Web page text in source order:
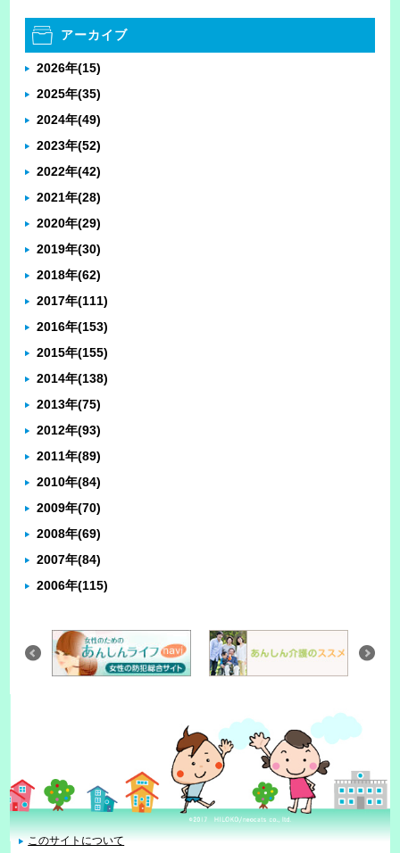
アーカイブ
2026年(15)
2025年(35)
2024年(49)
2023年(52)
2022年(42)
2021年(28)
2020年(29)
2019年(30)
2018年(62)
2017年(111)
2016年(153)
2015年(155)
2014年(138)
2013年(75)
2012年(93)
2011年(89)
2010年(84)
2009年(70)
2008年(69)
2007年(84)
2006年(115)
このサイトについて